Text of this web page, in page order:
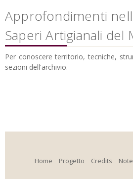
Approfondimenti
Saperi Artigianali del
Per conoscere territorio, tecniche,
sezioni dell'archivio.
Home Progetto Credits